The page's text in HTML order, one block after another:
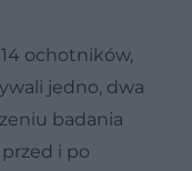
ochotników,
jedno, dwa
badania
i po